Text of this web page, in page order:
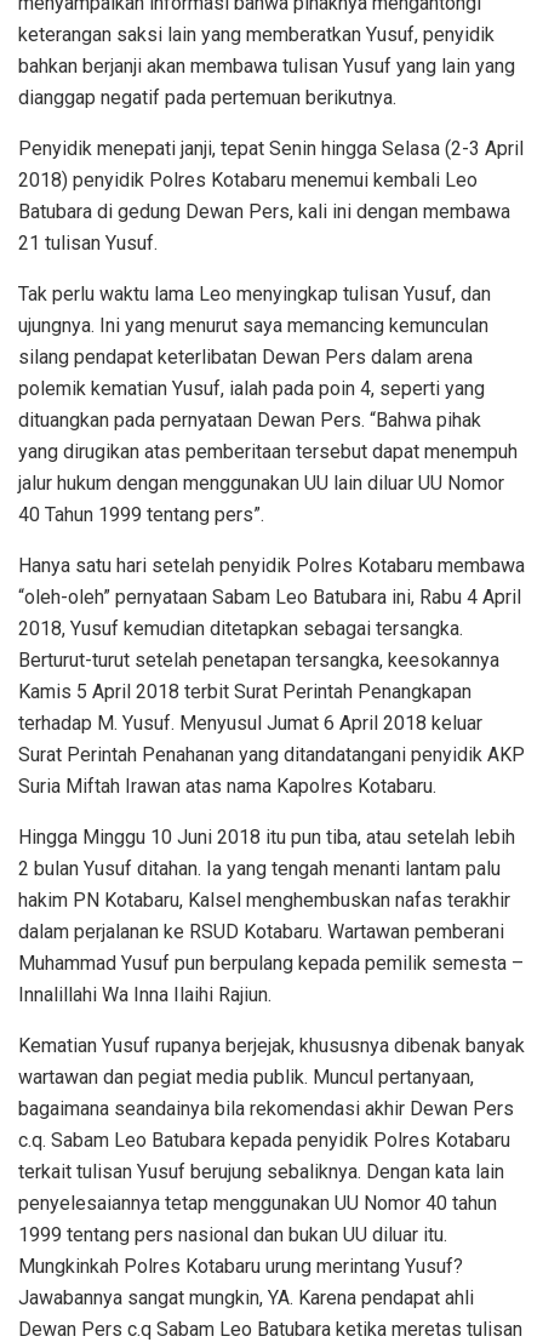
keterangan saksi lain yang memberatkan Yusuf, penyidik
bahkan berjanji akan membawa tulisan Yusuf yang lain yang
dianggap negatif pada pertemuan berikutnya.
Penyidik menepati janji, tepat Senin hingga Selasa (2-3 April
2018) penyidik Polres Kotabaru menemui kembali Leo
Batubara di gedung Dewan Pers, kali ini dengan membawa
21 tulisan Yusuf.
Tak perlu waktu lama Leo menyingkap tulisan Yusuf, dan
ujungnya. Ini yang menurut saya memancing kemunculan
silang pendapat keterlibatan Dewan Pers dalam arena
polemik kematian Yusuf, ialah pada poin 4, seperti yang
dituangkan pada pernyataan Dewan Pers. “Bahwa pihak
yang dirugikan atas pemberitaan tersebut dapat menempuh
jalur hukum dengan menggunakan UU lain diluar UU Nomor
40 Tahun 1999 tentang pers”.
Hanya satu hari setelah penyidik Polres Kotabaru membawa
“oleh-oleh” pernyataan Sabam Leo Batubara ini, Rabu 4 April
2018, Yusuf kemudian ditetapkan sebagai tersangka.
Berturut-turut setelah penetapan tersangka, keesokannya
Kamis 5 April 2018 terbit Surat Perintah Penangkapan
terhadap M. Yusuf. Menyusul Jumat 6 April 2018 keluar
Surat Perintah Penahanan yang ditandatangani penyidik AKP
Suria Miftah Irawan atas nama Kapolres Kotabaru.
Hingga Minggu 10 Juni 2018 itu pun tiba, atau setelah lebih
2 bulan Yusuf ditahan. Ia yang tengah menanti lantam palu
hakim PN Kotabaru, Kalsel menghembuskan nafas terakhir
dalam perjalanan ke RSUD Kotabaru. Wartawan pemberani
Muhammad Yusuf pun berpulang kepada pemilik semesta –
Innalillahi Wa Inna Ilaihi Rajiun.
Kematian Yusuf rupanya berjejak, khususnya dibenak banyak
wartawan dan pegiat media publik. Muncul pertanyaan,
bagaimana seandainya bila rekomendasi akhir Dewan Pers
c.q. Sabam Leo Batubara kepada penyidik Polres Kotabaru
terkait tulisan Yusuf berujung sebaliknya. Dengan kata lain
penyelesaiannya tetap menggunakan UU Nomor 40 tahun
1999 tentang pers nasional dan bukan UU diluar itu.
Mungkinkah Polres Kotabaru urung merintang Yusuf?
Jawabannya sangat mungkin, YA. Karena pendapat ahli
Dewan Pers c.q Sabam Leo Batubara ketika meretas tulisan